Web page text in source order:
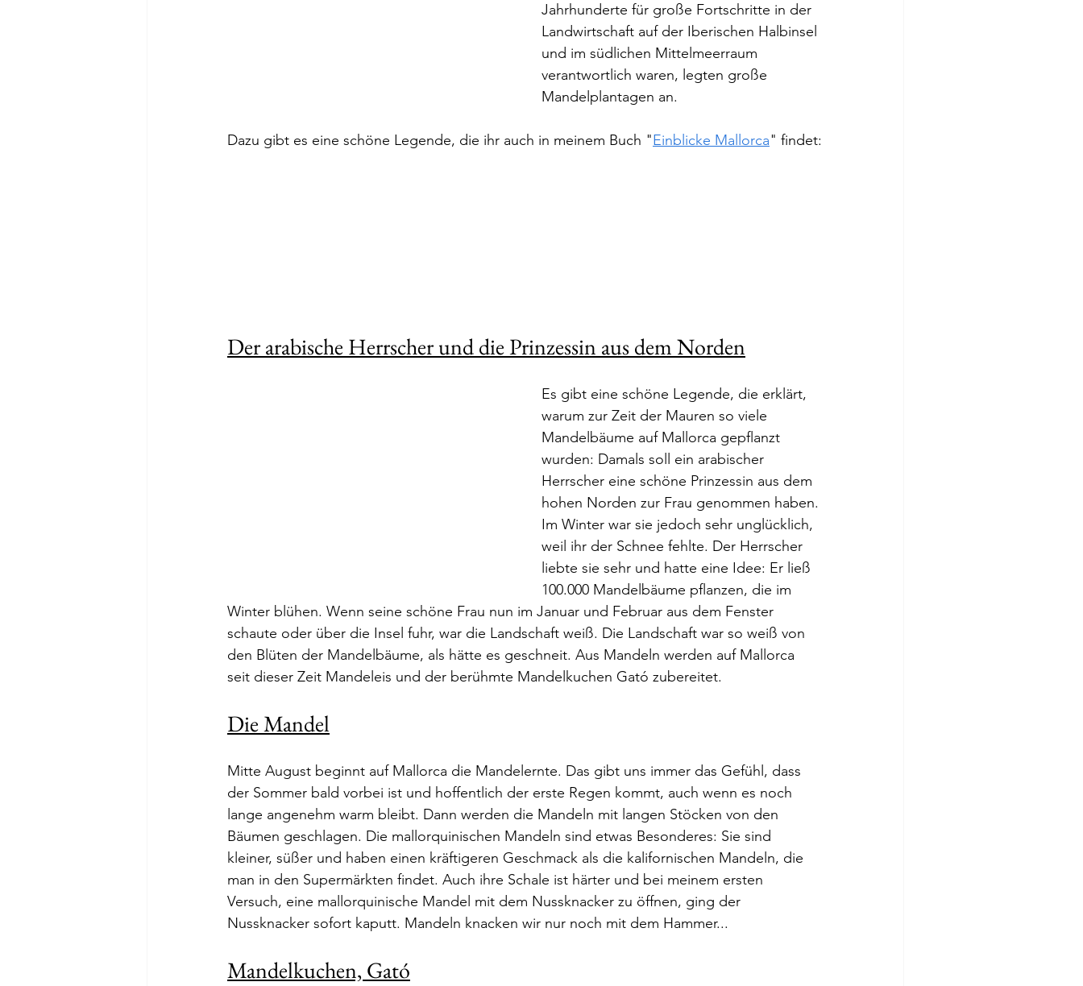
Jahrhunderte für große Fortschritte in der
Landwirtschaft auf der Iberischen Halbinsel
und im südlichen Mittelmeerraum
verantwortlich waren, legten große
Mandelplantagen an.
Dazu gibt es eine schöne Legende, die ihr auch in meinem Buch "Einblicke Mallorca" findet:
Der arabische Herrscher und die Prinzessin aus dem Norden
Es gibt eine schöne Legende, die erklärt,
warum zur Zeit der Mauren so viele
Mandelbäume auf Mallorca gepflanzt
wurden: Damals soll ein arabischer
Herrscher eine schöne Prinzessin aus dem
hohen Norden zur Frau genommen haben.
Im Winter war sie jedoch sehr unglücklich,
weil ihr der Schnee fehlte. Der Herrscher
liebte sie sehr und hatte eine Idee: Er ließ
100.000 Mandelbäume pflanzen, die im
Winter blühen. Wenn seine schöne Frau nun im Januar und Februar aus dem Fenster
schaute oder über die Insel fuhr, war die Landschaft weiß. Die Landschaft war so weiß von
den Blüten der Mandelbäume, als hätte es geschneit. Aus Mandeln werden auf Mallorca
seit dieser Zeit Mandeleis und der berühmte Mandelkuchen Gató zubereitet.
Die Mandel
Mitte August beginnt auf Mallorca die Mandelernte. Das gibt uns immer das Gefühl, dass
der Sommer bald vorbei ist und hoffentlich der erste Regen kommt, auch wenn es noch
lange angenehm warm bleibt. Dann werden die Mandeln mit langen Stöcken von den
Bäumen geschlagen. Die mallorquinischen Mandeln sind etwas Besonderes: Sie sind
kleiner, süßer und haben einen kräftigeren Geschmack als die kalifornischen Mandeln, die
man in den Supermärkten findet. Auch ihre Schale ist härter und bei meinem ersten
Versuch, eine mallorquinische Mandel mit dem Nussknacker zu öffnen, ging der
Nussknacker sofort kaputt. Mandeln knacken wir nur noch mit dem Hammer...
Mandelkuchen, Gató